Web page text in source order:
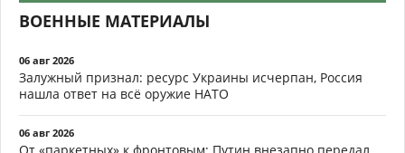
ВОЕННЫЕ МАТЕРИАЛЫ
06 авг 2026
Залужный признал: ресурс Украины исчерпан, Россия
нашла ответ на всё оружие НАТО
06 авг 2026
От «паркетных» к фронтовым: Путин внезапно передал